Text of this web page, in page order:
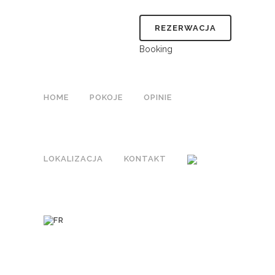
REZERWACJA
Booking
HOME POKOJE OPINIE
LOKALIZACJA KONTAKT